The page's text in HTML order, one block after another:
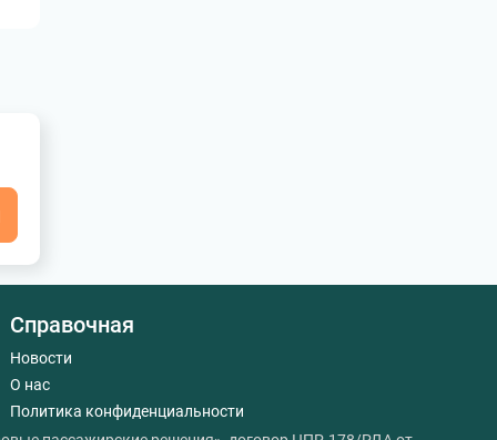
Справочная
Новости
О нас
Политика конфиденциальности